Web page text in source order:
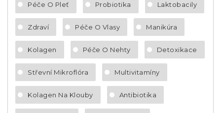
Péče O Pleť Probiotika Laktobacily
Zdraví Péče O Vlasy Manikúra
Kolagen Péče O Nehty Detoxikace
Střevní Mikroflóra Multivitamíny
Kolagen Na Klouby Antibiotika